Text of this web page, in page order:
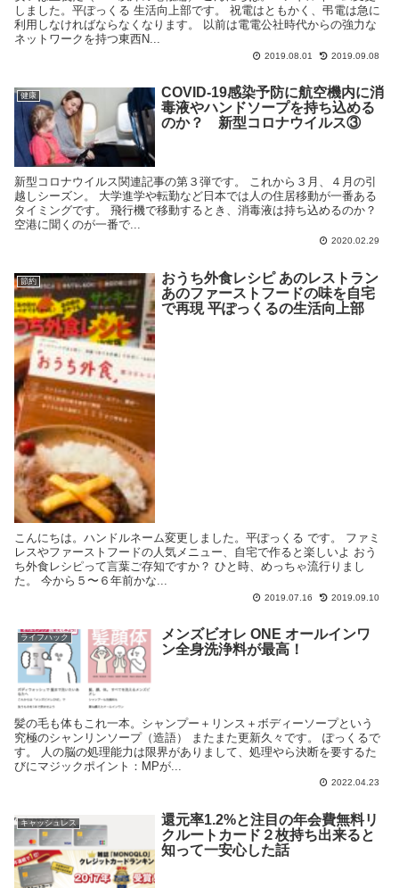
しました。平ぽっくる 生活向上部です。 祝電はともかく、弔電は急に
利用しなければならなくなります。 以前は電電公社時代からの強力な
ネットワークを持つ東西N...
2019.08.01 2019.09.08
健康
COVID-19感染予防に航空機内に消
毒液やハンドソープを持ち込める
のか？ 新型コロナウイルス③
新型コロナウイルス関連記事の第３弾です。 これから３月、４月の引
越しシーズン。 大学進学や転勤など日本では人の住居移動が一番ある
タイミングです。 飛行機で移動するとき、消毒液は持ち込めるのか？
空港に聞くのが一番で...
2020.02.29
節約
おうち外食レシピ あのレストラン
あのファーストフードの味を自宅
で再現 平ぽっくるの生活向上部
こんにちは。ハンドルネーム変更しました。平ぽっくる です。 ファミ
レスやファーストフードの人気メニュー、自宅で作ると楽しいよ おう
ち外食レシピって言葉ご存知ですか？ ひと時、めっちゃ流行りまし
た。 今から５〜６年前かな...
2019.07.16 2019.09.10
ライフハック
メンズビオレ ONE オールインワ
ン全身洗浄料が最高！
髪の毛も体もこれ一本。シャンプー＋リンス＋ボディーソープという
究極のシャンリンソープ（造語） またまた更新久々です。 ぽっくるで
す。 人の脳の処理能力は限界がありまして、処理やら決断を要するた
びにマジックポイント：MPが...
2022.04.23
キャッシュレス
還元率1.2%と注目の年会費無料リ
クルートカード２枚持ち出来ると
知って一安心した話